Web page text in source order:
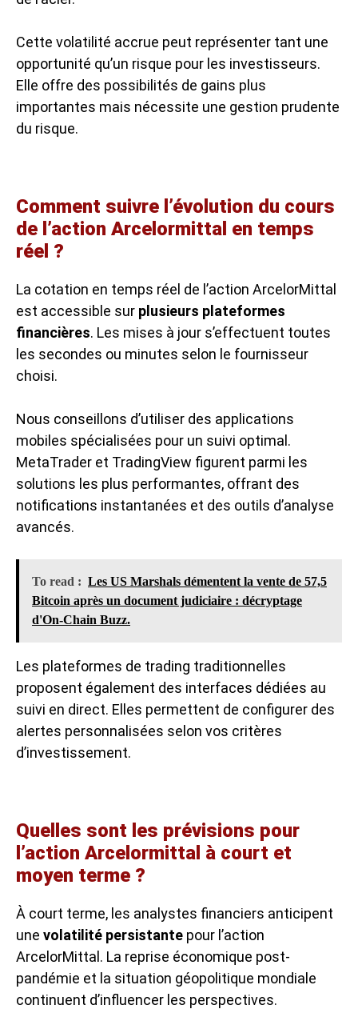
Cette volatilité accrue peut représenter tant une
opportunité qu’un risque pour les investisseurs.
Elle offre des possibilités de gains plus
importantes mais nécessite une gestion prudente
du risque.
Comment suivre l’évolution du cours
de l’action Arcelormittal en temps
réel ?
La cotation en temps réel de l’action ArcelorMittal
est accessible sur plusieurs plateformes
financières. Les mises à jour s’effectuent toutes
les secondes ou minutes selon le fournisseur
choisi.
Nous conseillons d’utiliser des applications
mobiles spécialisées pour un suivi optimal.
MetaTrader et TradingView figurent parmi les
solutions les plus performantes, offrant des
notifications instantanées et des outils d’analyse
avancés.
To read : Les US Marshals démentent la vente de 57,5
Bitcoin après un document judiciaire : décryptage
d'On-Chain Buzz.
Les plateformes de trading traditionnelles
proposent également des interfaces dédiées au
suivi en direct. Elles permettent de configurer des
alertes personnalisées selon vos critères
d’investissement.
Quelles sont les prévisions pour
l’action Arcelormittal à court et
moyen terme ?
À court terme, les analystes financiers anticipent
une volatilité persistante pour l’action
ArcelorMittal. La reprise économique post-
pandémie et la situation géopolitique mondiale
continuent d’influencer les perspectives.